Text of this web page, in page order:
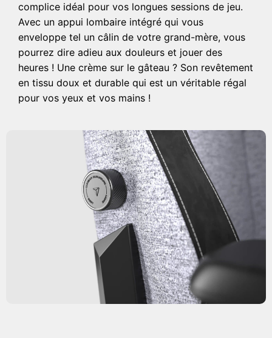
complice idéal pour vos longues sessions de jeu.
Avec un appui lombaire intégré qui vous
enveloppe tel un câlin de votre grand-mère, vous
pourrez dire adieu aux douleurs et jouer des
heures ! Une crème sur le gâteau ? Son revêtement
en tissu doux et durable qui est un véritable régal
pour vos yeux et vos mains !